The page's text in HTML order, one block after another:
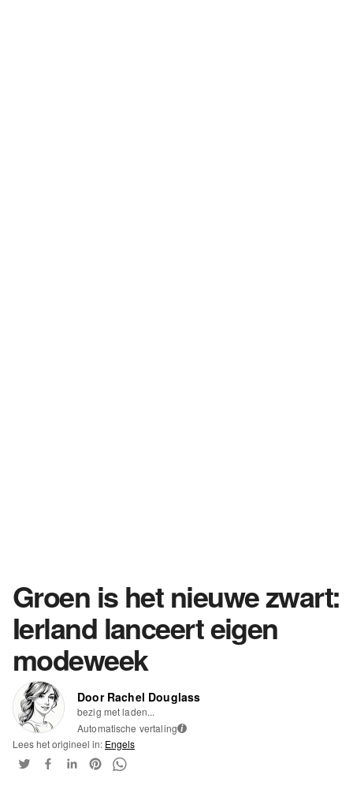
Groen is het nieuwe zwart:
Ierland lanceert eigen
modeweek
Door Rachel Douglass
bezig met laden...
Automatische vertaling i
Lees het origineel in: Engels